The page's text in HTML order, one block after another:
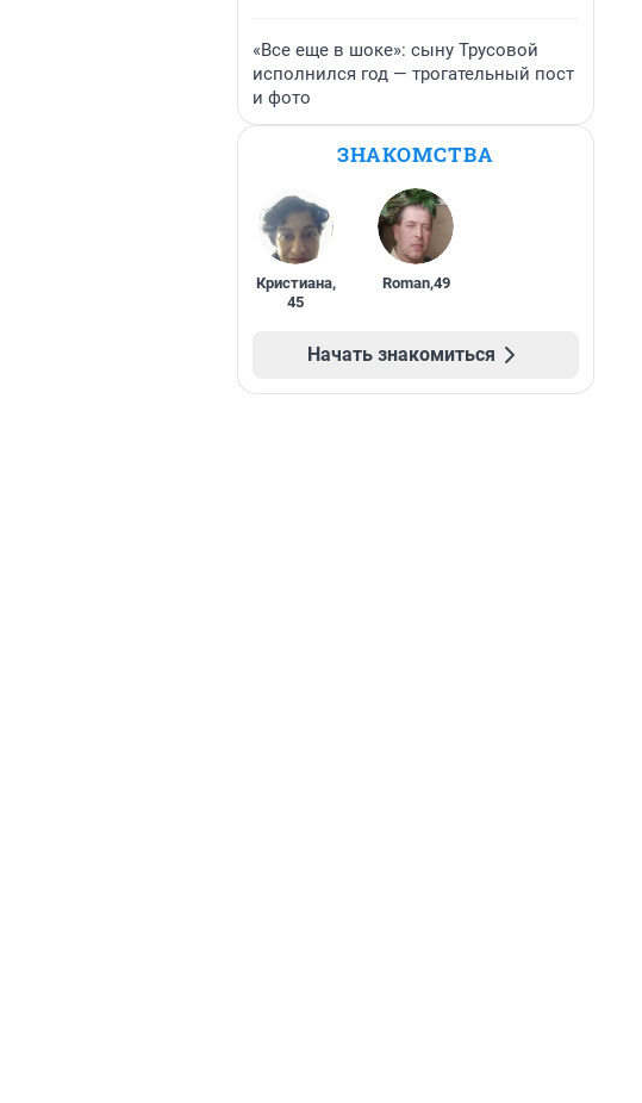
«Все еще в шоке»: сыну Трусовой
исполнился год — трогательный пост
и фото
ЗНАКОМСТВА
Кристиана,
45
Roman,49
Начать знакомиться